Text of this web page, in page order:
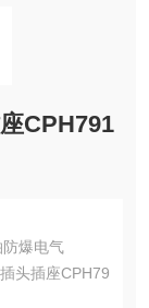
CPH791
防爆电气